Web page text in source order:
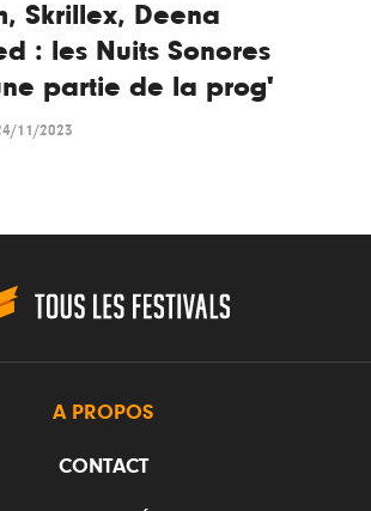
Skrillex, Deena
: les Nuits Sonores
partie de la prog'
11/2023
A PROPOS
CONTACT